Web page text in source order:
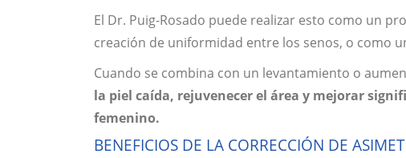
El Dr. Puig-Rosado puede realizar esto como un
creación de uniformidad entre los senos, o como
Cuando se combina con un levantamiento o
la piel caída, rejuvenecer el área y mejorar
femenino.
BENEFICIOS DE LA CORRECCIÓN DE